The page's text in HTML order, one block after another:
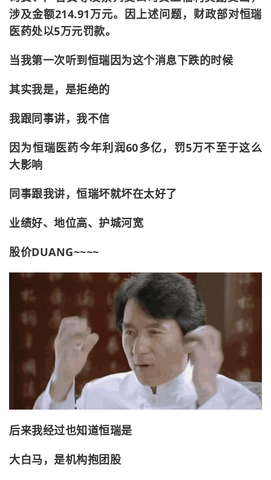
涉及金额214.91万元。因上述问题，财政部对恒瑞
医药处以5万元罚款。
当我第一次听到恒瑞因为这个消息下跌的时候
其实我是，是拒绝的
我跟同事讲，我不信
因为恒瑞医药今年利润60多亿，罚5万不至于这么
大影响
同事跟我讲，恒瑞坏就坏在太好了
业绩好、地位高、护城河宽
股价DUANG~~~~
后来我经过也知道恒瑞是
大白马，是机构抱团股